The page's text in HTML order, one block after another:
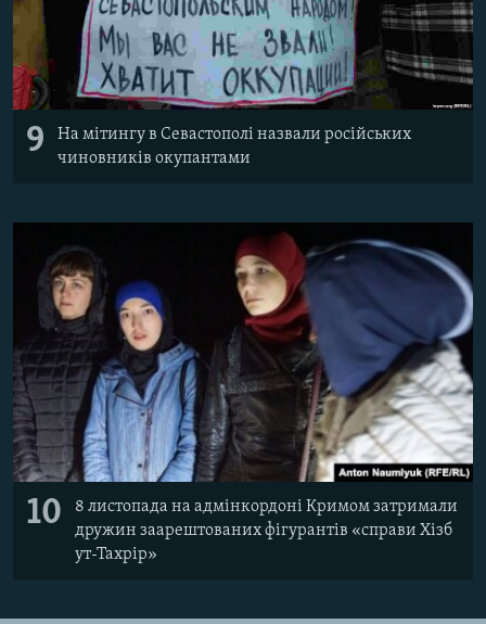
9
На мітингу в Севастополі назвали російських
чиновників окупантами
10
8 листопада на адмінкордоні Кримом затримали
дружин заарештованих фігурантів «справи Хізб
ут-Тахрір»